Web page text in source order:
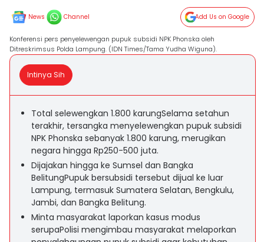
News Channel Add Us on Google
Konferensi pers penyelewengan pupuk subsidi NPK Phonska oleh
Ditreskrimsus Polda Lampung. (IDN Times/Tama Yudha Wiguna).
Intinya Sih
Total selewengkan 1.800 karungSelama setahun
terakhir, tersangka menyelewengkan pupuk subsidi
NPK Phonska sebanyak 1.800 karung, merugikan
negara hingga Rp250-500 juta.
Dijajakan hingga ke Sumsel dan Bangka
BelitungPupuk bersubsidi tersebut dijual ke luar
Lampung, termasuk Sumatera Selatan, Bengkulu,
Jambi, dan Bangka Belitung.
Minta masyarakat laporkan kasus modus
serupaPolisi mengimbau masyarakat melaporkan